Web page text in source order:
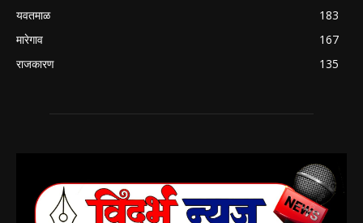
यवतमाळ
183
मारेगाव
167
राजकारण
135